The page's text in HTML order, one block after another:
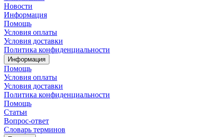
Новости
Информация
Помощь
Условия оплаты
Условия доставки
Политика конфиденциальности
Информация
Помощь
Условия оплаты
Условия доставки
Политика конфиденциальности
Помощь
Статьи
Вопрос-ответ
Словарь терминов